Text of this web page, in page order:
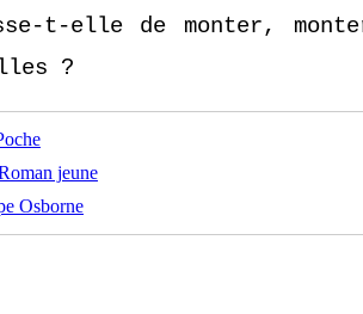
t-elle de monter,
?
jeune
Osborne